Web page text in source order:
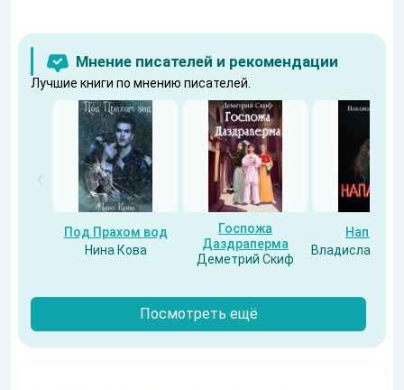
Мнение писателей и рекомендации
Лучшие книги по мнению писателей.
Под Прахом вод
Нина Кова
Госпожа
Даздраперма
Деметрий Скиф
Напарник
Владислав
Посмотреть ещё